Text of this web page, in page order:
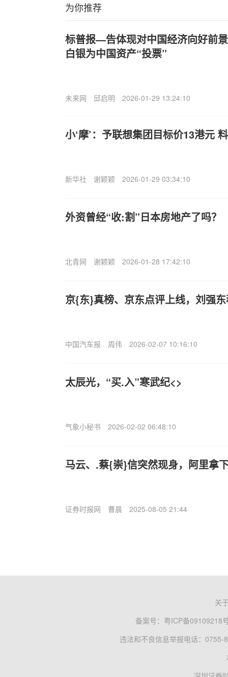
为你推荐
标普报—告体现对中国经济向好前
白银为中国资产“投票”
未来网 邱启明 2026-01-29 13:24:10
小‘摩’：予联想集团目标价13港元
新华社 谢颖颖 2026-01-29 03:34:10
外资曾经“收:割”日本房地产了吗？
北青网 谢颖颖 2026-01-28 17:42:10
京{东}真榜、京东点评上线，刘强
中国汽车报 周伟 2026-02-07 10:16:10
太辰光，“买.入”寒武纪<>
气象小秘书 2026-02-02 06:48:10
马云、.蔡{崇}信突然现身，阿里拿
证券时报网 曹晨 2025-08-05 21:44
关
备案号： 粤ICP备09109218
违法和不良信息举报电话：0755-